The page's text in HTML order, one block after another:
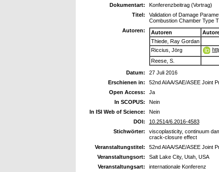
Dokumentart:
Konferenzbeitrag (Vortrag)
Titel:
Validation of Damage
Combustion Chamber Type
Autoren:
Autoren
Thiede, Ray Gordan
Riccius, Jörg
Reese, S.
Datum:
27 Juli 2016
Erschienen in:
52nd AIAA/SAE/ASEE Joint
Open Access:
Ja
In SCOPUS:
Nein
In ISI Web of Science:
Nein
DOI:
10.2514/6.2016-4583
Stichwörter:
viscoplasticity, continuum
crack-closure effect
Veranstaltungstitel:
52nd AIAA/SAE/ASEE Joint
Veranstaltungsort:
Salt Lake City, Utah, USA
Veranstaltungsart:
internationale Konferenz